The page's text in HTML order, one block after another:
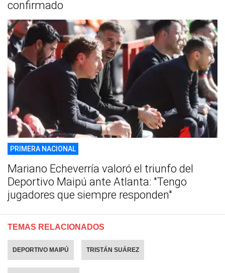
confirmado
PRIMERA NACIONAL
Mariano Echeverría valoró el triunfo del
Deportivo Maipú ante Atlanta: "Tengo
jugadores que siempre responden"
TEMAS RELACIONADOS
DEPORTIVO MAIPÚ TRISTÁN SUÁREZ